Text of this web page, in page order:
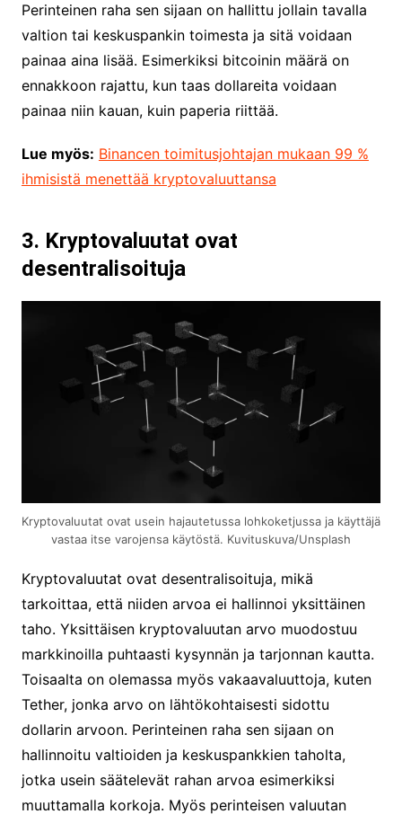
Perinteinen raha sen sijaan on hallittu jollain tavalla
valtion tai keskuspankin toimesta ja sitä voidaan
painaa aina lisää. Esimerkiksi bitcoinin määrä on
ennakkoon rajattu, kun taas dollareita voidaan
painaa niin kauan, kuin paperia riittää.
Lue myös: Binancen toimitusjohtajan mukaan 99 %
ihmisistä menettää kryptovaluuttansa
3. Kryptovaluutat ovat
desentralisoituja
Kryptovaluutat ovat usein hajautetussa lohkoketjussa ja käyttäjä
vastaa itse varojensa käytöstä. Kuvituskuva/Unsplash
Kryptovaluutat ovat desentralisoituja, mikä
tarkoittaa, että niiden arvoa ei hallinnoi yksittäinen
taho. Yksittäisen kryptovaluutan arvo muodostuu
markkinoilla puhtaasti kysynnän ja tarjonnan kautta.
Toisaalta on olemassa myös vakaavaluuttoja, kuten
Tether, jonka arvo on lähtökohtaisesti sidottu
dollarin arvoon. Perinteinen raha sen sijaan on
hallinnoitu valtioiden ja keskuspankkien taholta,
jotka usein säätelevät rahan arvoa esimerkiksi
muuttamalla korkoja. Myös perinteisen valuutan